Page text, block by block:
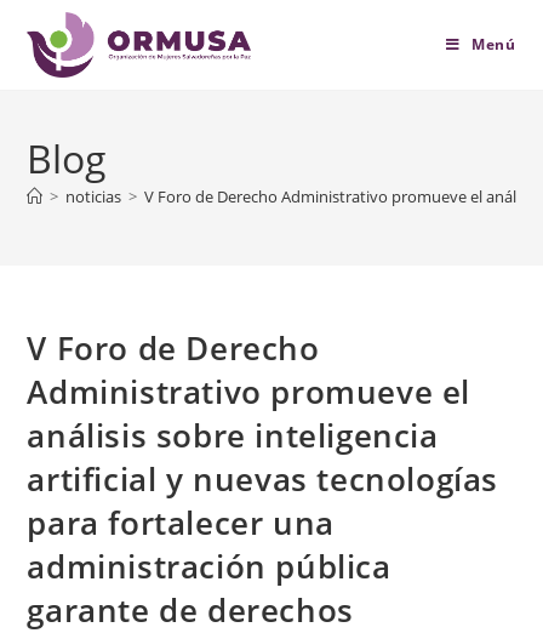
contenido
Menú
Blog
> noticias > V Foro de Derecho Administrativo promueve el
V Foro de Derecho
Administrativo promueve el
análisis sobre inteligencia
artificial y nuevas tecnologías
para fortalecer una
administración pública
garante de derechos